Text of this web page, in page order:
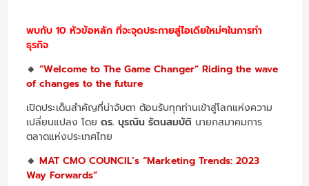
พบกับ 10 หัวข้อหลัก ที่จะจุดประกายสู่ไอเดียใหม่ๆในการทำ
ธุรกิจ
🔸 “Welcome to The Game Changer” Riding the wave
of changes to the future
เปิดประเด็นสำคัญที่น่าจับตา ต้อนรับทุกท่านเข้าสู่โลกแห่งความ
เปลี่ยนแปลง โดยดร. บุรณิน รัตนสมบัติ นายกสมาคมการ
ตลาดแห่งประเทศไทย
🔸 MAT CMO COUNCIL’s “Marketing Trends: 2023
Way Forwards”